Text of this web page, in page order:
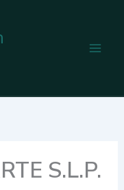
S.L.P.